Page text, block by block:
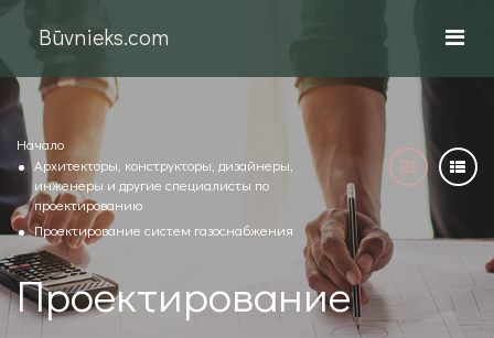
Būvnieks.com
Начало
Архитекторы, конструкторы, дизайнеры,
инженеры и другие специалисты по
проектированию
Проектирование систем газоснабжения
Проектирование